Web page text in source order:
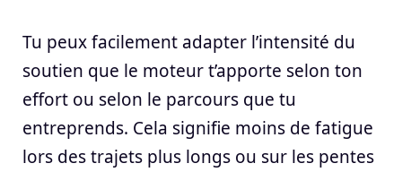
Tu peux facilement adapter l’intensité du
soutien que le moteur t’apporte selon ton
effort ou selon le parcours que tu
entreprends. Cela signifie moins de fatigue
lors des trajets plus longs ou sur les pentes